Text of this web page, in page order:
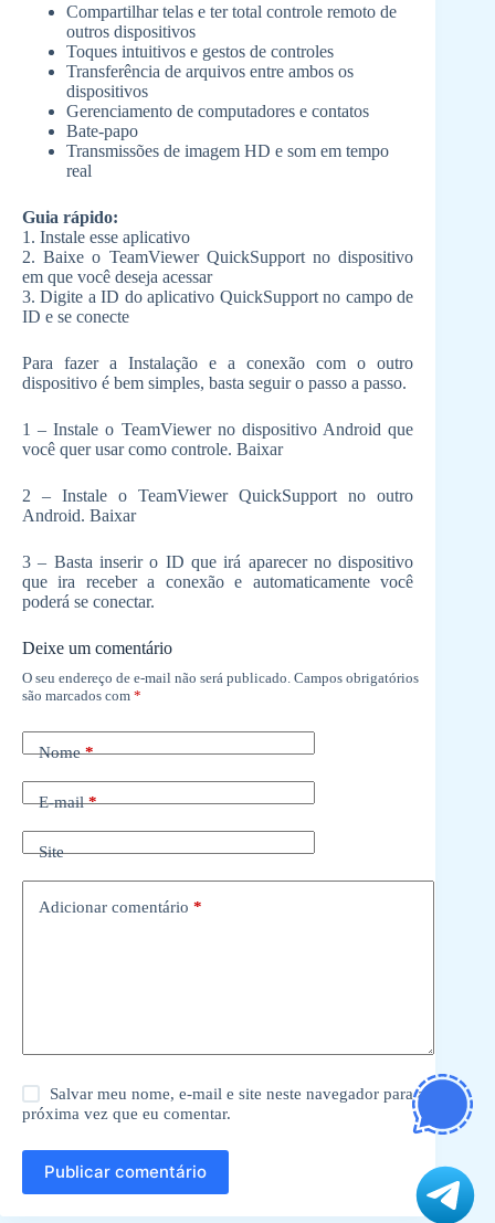
Compartilhar telas e ter total controle remoto de
outros dispositivos
Toques intuitivos e gestos de controles
Transferência de arquivos entre ambos os
dispositivos
Gerenciamento de computadores e contatos
Bate-papo
Transmissões de imagem HD e som em tempo
real
Guia rápido:
1. Instale esse aplicativo
2. Baixe o TeamViewer QuickSupport no dispositivo
em que você deseja acessar
3. Digite a ID do aplicativo QuickSupport no campo de
ID e se conecte
Para fazer a Instalação e a conexão com o outro
dispositivo é bem simples, basta seguir o passo a passo.
1 – Instale o TeamViewer no dispositivo Android que
você quer usar como controle. Baixar
2 – Instale o TeamViewer QuickSupport no outro
Android. Baixar
3 – Basta inserir o ID que irá aparecer no dispositivo
que ira receber a conexão e automaticamente você
poderá se conectar.
Deixe um comentário
O seu endereço de e-mail não será publicado. Campos obrigatórios
são marcados com *
Nome*
E-mail*
Site
Adicionar comentário *
Salvar meu nome, e-mail e site neste navegador para a
próxima vez que eu comentar.
Publicar comentário